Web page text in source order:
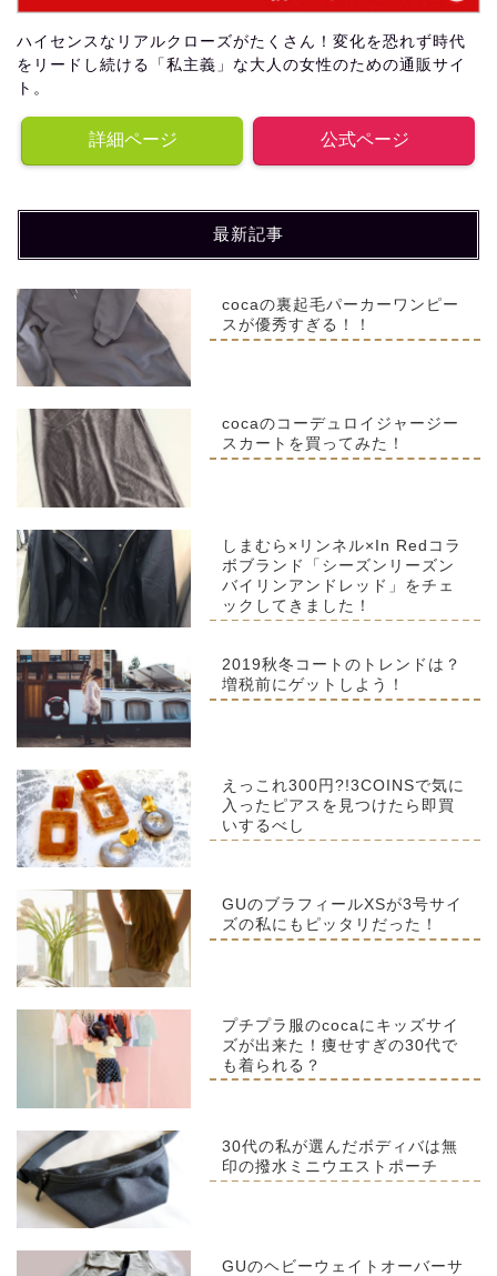
ハイセンスなリアルクローズがたくさん！変化を恐れず時代
をリードし続ける「私主義」な大人の女性のための通販サイ
ト。
詳細ページ 公式ページ
最新記事
cocaの裏起毛パーカーワンピー
スが優秀すぎる！！
cocaのコーデュロイジャージー
スカートを買ってみた！
しまむら×リンネル×In Redコラ
ボブランド「シーズンリーズン
バイリンアンドレッド」をチェ
ックしてきました！
2019秋冬コートのトレンドは？
増税前にゲットしよう！
えっこれ300円?!3COINSで気に
入ったピアスを見つけたら即買
いするべし
GUのブラフィールXSが3号サイ
ズの私にもピッタリだった！
プチプラ服のcocaにキッズサイ
ズが出来た！痩せすぎの30代で
も着られる？
30代の私が選んだボディバは無
印の撥水ミニウエストポーチ
GUのヘビーウェイトオーバーサ